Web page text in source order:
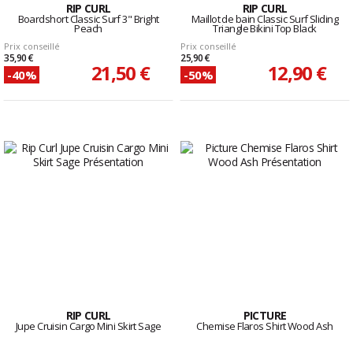
RIP CURL
Boardshort Classic Surf 3" Bright
Peach
Prix conseillé
35,90 €
-40% 21,50 €
RIP CURL
Maillot de bain Classic Surf Sliding
Triangle Bikini Top Black
Prix conseillé
25,90 €
-50% 12,90 €
RIP CURL
Jupe Cruisin Cargo Mini Skirt Sage
PICTURE
Chemise Flaros Shirt Wood Ash